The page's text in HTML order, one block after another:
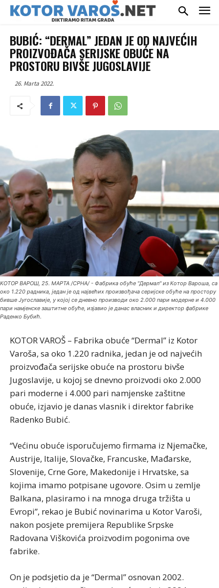
BUBIĆ: “DERMAL” JEDAN JE OD NAJVEĆIH
PROIZVOĐAČA SERIJSKE OBUĆE NA
PROSTORU BIVŠE JUGOSLAVIJE
26. Marta 2022.
КОТОР ВАРОШ, 25. МАРТА /СРНА/ - Фабрика обуће "Дермал" из Котор Вароша, са
око 1.220 радника, један је од највећих произвођача серијске обуће на простору
бивше Југославије, у којој се дневно производи око 2.000 пари модерне и 4.000
пари намјенске заштитне обуће, изјавио је данас власник и директор фабрике
Раденко Бубић.
KOTOR VAROŠ – Fabrika obuće “Dermal” iz Kotor
Varoša, sa oko 1.220 radnika, jedan je od najvećih
proizvođača serijske obuće na prostoru bivše
Jugoslavije, u kojoj se dnevno proizvodi oko 2.000
pari moderne i 4.000 pari namjenske zaštitne
obuće, izjavio je danas vlasnik i direktor fabrike
Radenko Bubić.
“Većinu obuće isporučujemo firmama iz Njemačke,
Austrije, Italije, Slovačke, Francuske, Mađarske,
Slovenije, Crne Gore, Makedonije i Hrvatske, sa
kojima imamo potpisane ugovore. Osim u zemlje
Balkana, plasiramo i na mnoga druga tržišta u
Evropi”, rekao je Bubić novinarima u Kotor Varoši,
nakon posjete premijera Republike Srpske
Radovana Viškovića proizvodim pogonima ove
fabrike.
On je podsjetio da je “Dermal” osnovan 2002.